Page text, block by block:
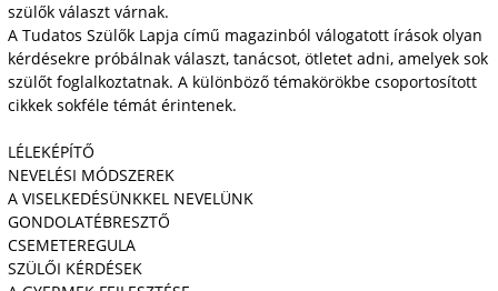
szülők választ várnak.
A Tudatos Szülők Lapja című magazinból válogatott írások olyan
kérdésekre próbálnak választ, tanácsot, ötletet adni, amelyek sok
szülőt foglalkoztatnak. A különböző témakörökbe csoportosított
cikkek sokféle témát érintenek.
LÉLEKÉPÍTŐ
NEVELÉSI MÓDSZEREK
A VISELKEDÉSÜNKKEL NEVELÜNK
GONDOLATÉBRESZTŐ
CSEMETEREGULA
SZÜLŐI KÉRDÉSEK